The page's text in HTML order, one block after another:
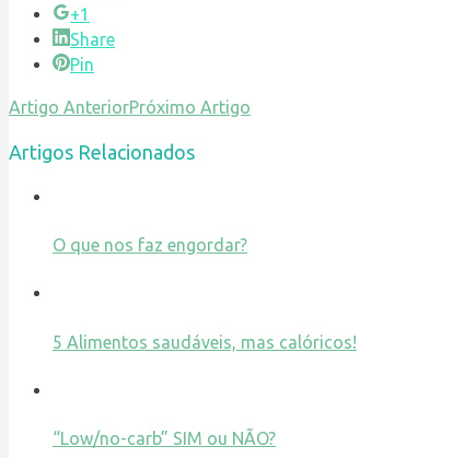
+1
Share
Pin
Artigo AnteriorPróximo Artigo
Artigos Relacionados
O que nos faz engordar?
5 Alimentos saudáveis, mas calóricos!
“Low/no-carb” SIM ou NÃO?